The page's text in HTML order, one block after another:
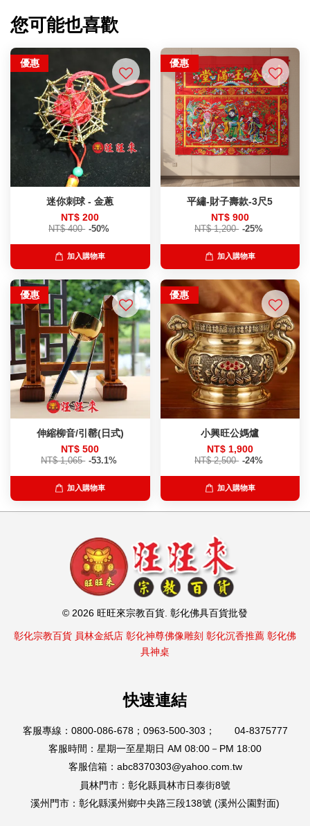
您可能也喜歡
優惠
迷你刺球 - 金蔥
NT$ 200
NT$ 400 -50%
加入購物車
優惠
平繡-財子壽款-3尺5
NT$ 900
NT$ 1,200 -25%
加入購物車
優惠
伸縮柳音/引罄(日式)
NT$ 500
NT$ 1,065 -53.1%
加入購物車
優惠
小興旺公媽爐
NT$ 1,900
NT$ 2,500 -24%
加入購物車
© 2026 旺旺來宗教百貨. 彰化佛具百貨批發
彰化宗教百貨 員林金紙店 彰化神尊佛像雕刻 彰化沉香推薦 彰化佛
具神桌
快速連結
客服專線：0800-086-678；0963-500-303； 04-8375777
客服時間：星期一至星期日 AM 08:00－PM 18:00
客服信箱：abc8370303@yahoo.com.tw
員林門市：彰化縣員林市日泰街8號
溪州門市：彰化縣溪州鄉中央路三段138號 (溪州公園對面)